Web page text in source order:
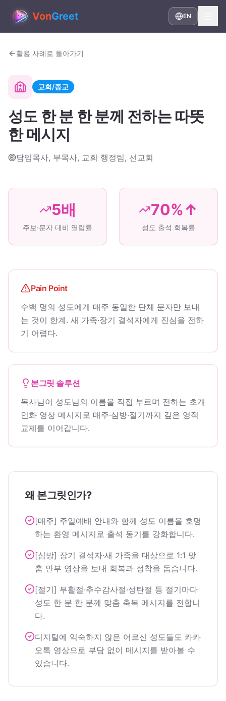
VonGreet EN
활용 사례로 돌아가기
교회/종교
성도 한 분 한 분께 전하는 따뜻
한 메시지
담임목사, 부목사, 교회 행정팀, 선교회
5배
주보·문자 대비 열람률
70%↑
성도 출석 회복률
Pain Point
수백 명의 성도에게 매주 동일한 단체 문자만 보내
는 것이 한계. 새 가족·장기 결석자에게 진심을 전하
기 어렵다.
본그릿 솔루션
목사님이 성도님의 이름을 직접 부르며 전하는 초개
인화 영상 메시지로 매주·심방·절기까지 깊은 영적
교제를 이어갑니다.
왜 본그릿인가?
[매주] 주일예배 안내와 함께 성도 이름을 호명
하는 환영 메시지로 출석 동기를 강화합니다.
[심방] 장기 결석자·새 가족을 대상으로 1:1 맞
춤 안부 영상을 보내 회복과 정착을 돕습니다.
[절기] 부활절·추수감사절·성탄절 등 절기마다
성도 한 분 한 분께 맞춤 축복 메시지를 전합니
다.
디지털에 익숙하지 않은 어르신 성도들도 카카
오톡 영상으로 부담 없이 메시지를 받아볼 수
있습니다.